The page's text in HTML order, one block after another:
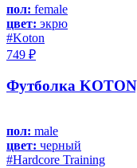
пол: female
цвет: экрю
#Koton
749 ₽
Футболка
пол: male
цвет: черный
#Hardcore Training